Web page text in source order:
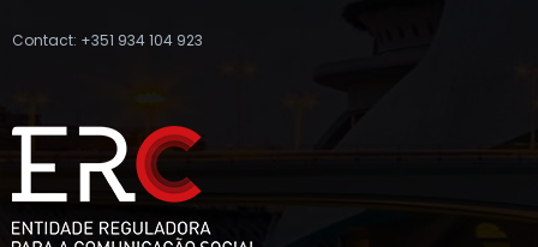
Contact: +351 934 104 923